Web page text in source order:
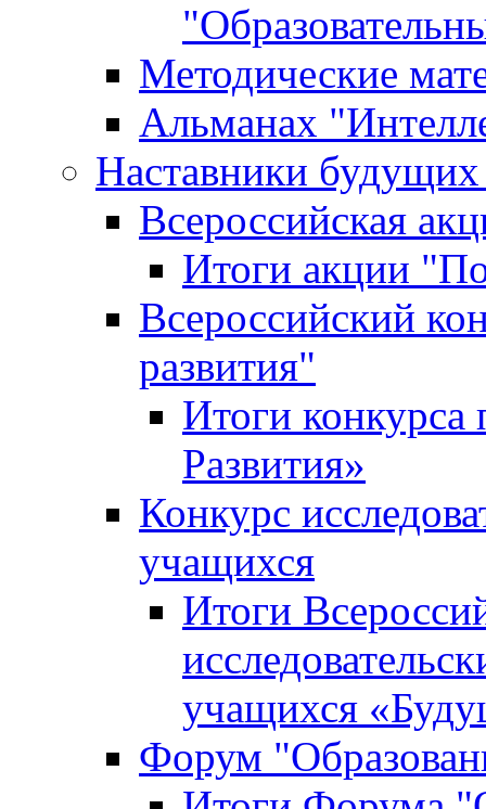
Методические
Альманах
Наставники
Всероссийская
Итоги акции
Всероссийский
развития"
Итоги конкурса
Развития»
Конкурс
учащихся
Итоги
учащихся
Форум